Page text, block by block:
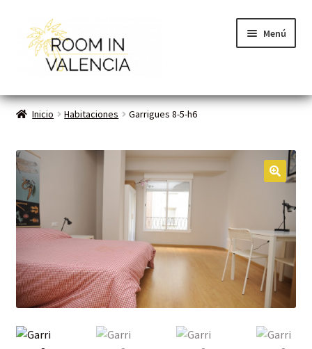
Menú
Inicio
Cómo funciona
Contacto
Planes VLC
Mi cuenta
Inicio Habitaciones Garrigues 8-5-h6